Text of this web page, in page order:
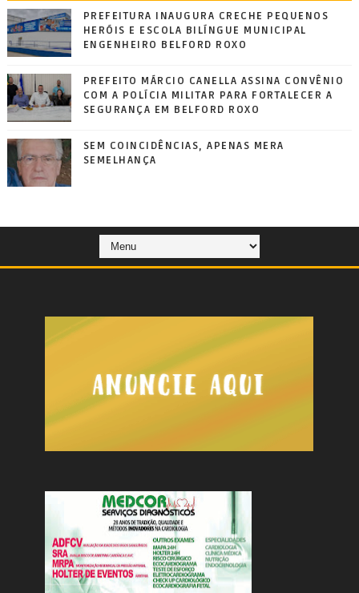
PREFEITURA INAUGURA CRECHE PEQUENOS
HERÓIS E ESCOLA BILÍNGUE MUNICIPAL
ENGENHEIRO BELFORD ROXO
PREFEITO MÁRCIO CANELLA ASSINA CONVÊNIO
COM A POLÍCIA MILITAR PARA FORTALECER A
SEGURANÇA EM BELFORD ROXO
SEM COINCIDÊNCIAS, APENAS MERA
SEMELHANÇA